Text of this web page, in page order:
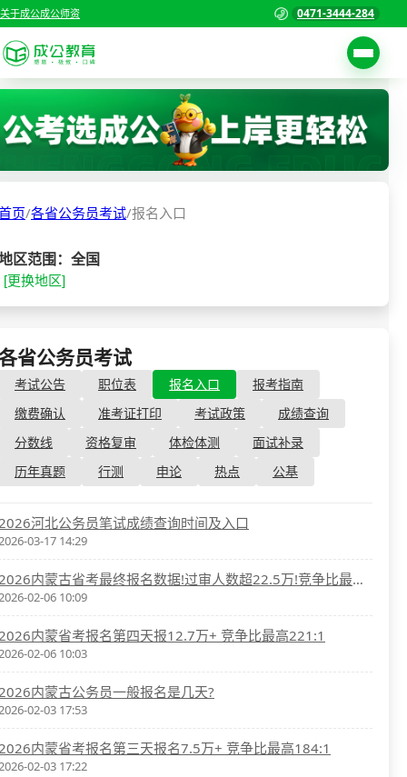
关于成公成公师资 0471-3444-284
考试公告
报考指南
缴费确认
准考证打印
成绩查询
分数线
资格复审
面试补录
历年真题
首页
国家公务员考试
各省公务员考试
教师资格/教师编制
国企/银行考试
页/各省公务员考试/报名入口
区范围：全国
[更换地区]
省公务员考试- 报名入口
考试公告 职位表 报名入口
报考指南
缴费确认
准考证打印 考试政策
成绩查询
分数线
资格复审 体检体测
面试补录
历年真题
行测 申论 热点 公基
河北公务员笔试成绩查询时间及入口
03-17 14:29
2026内蒙古省考最终报名数据!过审人数超22.5万!竞争比最高314:1
02-06 10:09
内蒙省考报名第四天报12.7万+ 竞争比最高221:1
02-06 10:03
内蒙古公务员一般报名是几天?
02-03 17:53
内蒙省考报名第三天报名7.5万+ 竞争比最高184:1
02-03 17:22